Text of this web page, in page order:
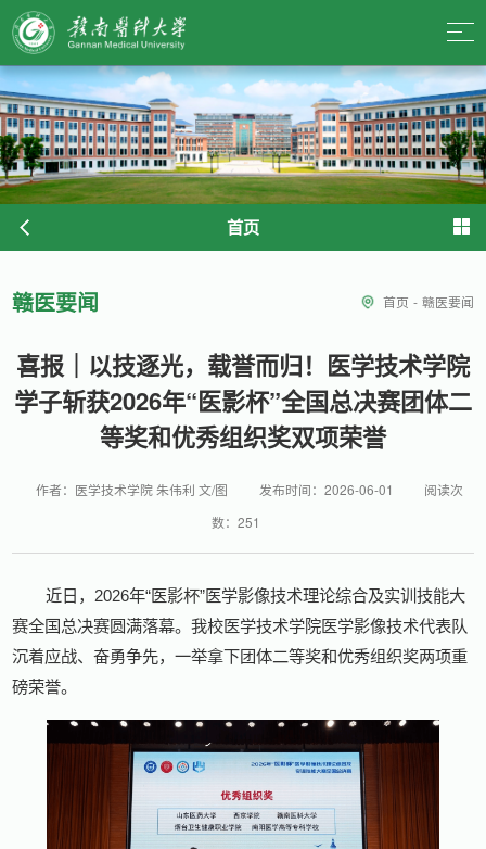
首页
赣医要闻 首页 - 赣医要闻
喜报｜以技逐光，载誉而归！医学技术学院
学子斩获2026年“医影杯”全国总决赛团体二
等奖和优秀组织奖双项荣誉
作者：医学技术学院 朱伟利 文/图 发布时间：2026-06-01
阅读次
数：251
近日，2026年“医影杯”医学影像技术理论综合及实训技能大
赛全国总决赛圆满落幕。我校医学技术学院医学影像技术代表队
沉着应战、奋勇争先，一举拿下团体二等奖和优秀组织奖两项重
磅荣誉。